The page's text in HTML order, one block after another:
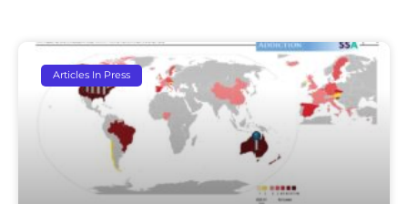
Articles In Press